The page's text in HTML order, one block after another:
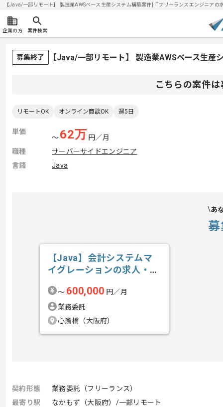
【Java/一部リモート】 製造業AWSベース生産システム構築案件| ITフリーランスエンジニア
企業の方 案件検索
募集終了 【Java/一部リモート】 製造業AWSベース生産
こちらの案件
リモートOK オンライン商談OK 週5日
単価
〜62万 円／月
職種
サーバーサイドエンジニア
言語
Java
あ
【Java】会計システムマ
イグレーションの求人・案
〜 600,000 円／月
業務委託
心斎橋（大阪府）
契約形態
業務委託（フリーランス）
最寄り駅
なかもず（大阪府）/一部リモート